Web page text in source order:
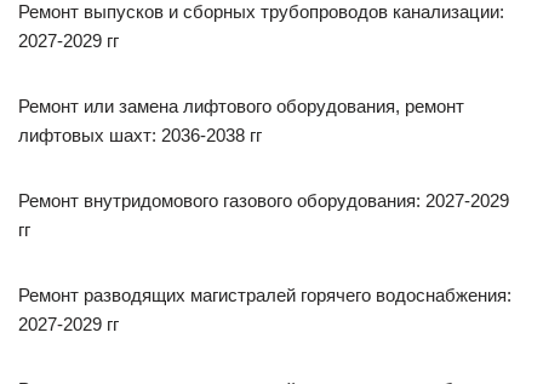
Ремонт выпусков и сборных трубопроводов канализации:
2027-2029 гг
Ремонт или замена лифтового оборудования, ремонт
лифтовых шахт: 2036-2038 гг
Ремонт внутридомового газового оборудования: 2027-2029
гг
Ремонт разводящих магистралей горячего водоснабжения:
2027-2029 гг